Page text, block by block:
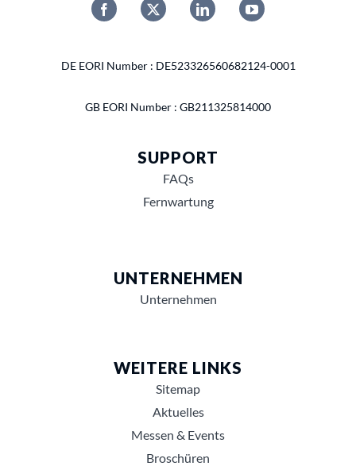
DE EORI Number : DE523326560682124-0001
GB EORI Number : GB211325814000
SUPPORT
FAQs
Fernwartung
UNTERNEHMEN
Unternehmen
WEITERE LINKS
Sitemap
Aktuelles
Messen & Events
Broschüren